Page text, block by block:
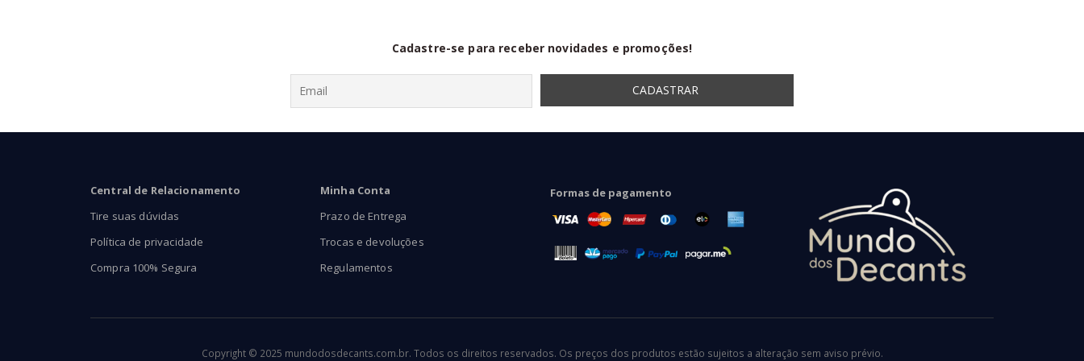
Cadastre-se para receber novidades e promoções!
Central de Relacionamento
Tire suas dúvidas
Política de privacidade
Compra 100% Segura
Minha Conta
Prazo de Entrega
Trocas e devoluções
Regulamentos
Formas de pagamento
Copyright © 2025 mundodosdecants.com.br. Todos os direitos reservados. Os preços dos produtos estão sujeitos a alteração sem aviso prévio.